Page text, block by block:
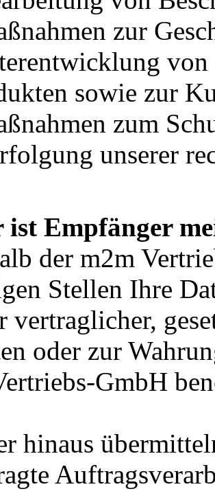
zur
sowie zur
zum
unserer
ist Empfänger
der m2m
Stellen Ihre
vertraglicher,
oder zur
GmbH
hinaus